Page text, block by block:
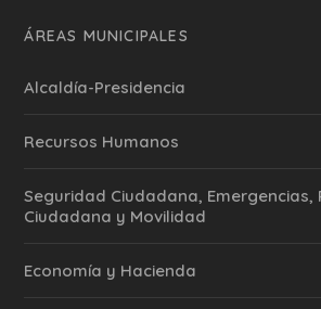
ÁREAS MUNICIPALES
Alcaldía-Presidencia
Recursos Humanos
Seguridad Ciudadana, Emergencias,
Ciudadana y Movilidad
Economía y Hacienda